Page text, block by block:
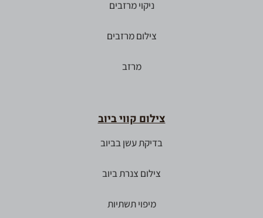
ניקוי מרזבים
צילום מרזבים
מרזב
צילום קווי ביוב
בדיקת עשן בביוב
צילום צנרת ביוב
מיפוי תשתיות